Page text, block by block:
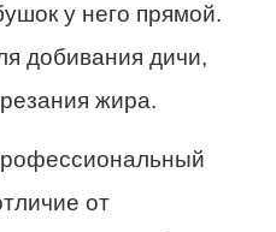
у него прямой.
добивания дичи,
жира.
от